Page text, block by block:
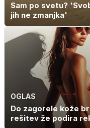
Sam po svetu?
jih ne zmanjka'
OGLAS
Do zagorele kože
rešitev že podira